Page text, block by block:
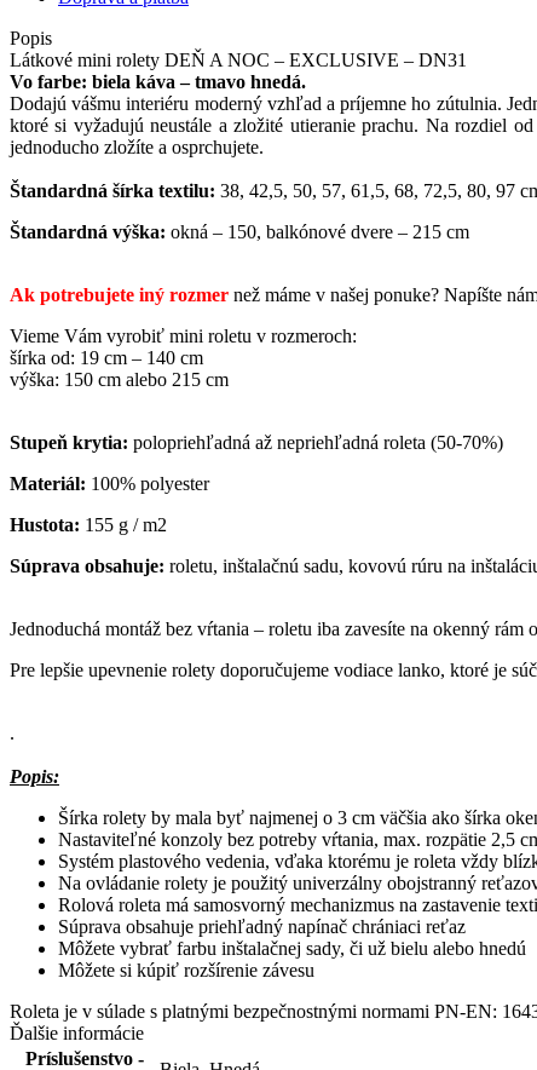
Popis
Látkové mini rolety DEŇ A NOC – EXCLUSIVE – DN31
Vo farbe: biela káva – tmavo hnedá.
Dodajú vášmu interiéru moderný vzhľad a príjemne ho zútulnia.
ktoré si vyžadujú neustále a zložité utieranie prachu. Na rozdiel
jednoducho zložíte a osprchujete.
Štandardná šírka textilu: 38, 42,5, 50, 57, 61,5, 68, 72,5, 80, 97
Štandardná výška: okná – 150, balkónové dvere – 215 cm
Ak potrebujete iný rozmer než máme v našej ponuke? Napíšte
Vieme Vám vyrobiť mini roletu v rozmeroch:
šírka od: 19 cm – 140 cm
výška: 150 cm alebo 215 cm
Stupeň krytia: polopriehľadná až nepriehľadná roleta (50-70%)
Materiál: 100% polyester
Hustota: 155 g / m2
Súprava obsahuje: roletu, inštalačnú sadu, kovovú rúru na
Jednoduchá montáž bez vŕtania – roletu iba zavesíte na okenný rám
Pre lepšie upevnenie rolety doporučujeme vodiace lanko, ktoré je
.
Popis:
Šírka rolety by mala byť najmenej o 3 cm väčšia ako šírka
Nastaviteľné konzoly bez potreby vŕtania, max. rozpätie 2,5
Systém plastového vedenia, vďaka ktorému je roleta vždy
Na ovládanie rolety je použitý univerzálny obojstranný
Rolová roleta má samosvorný mechanizmus na zastavenie
Súprava obsahuje priehľadný napínač chrániaci reťaz
Môžete vybrať farbu inštalačnej sady, či už bielu alebo hnedú
Môžete si kúpiť rozšírenie závesu
Roleta je v súlade s platnými bezpečnostnými normami PN-EN:
Ďalšie informácie
Príslušenstvo -